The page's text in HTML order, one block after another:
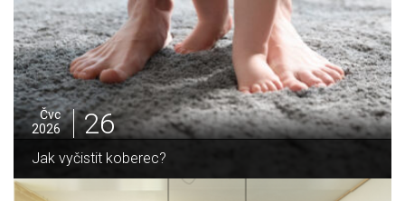
Čvc
2026
25
Jak sušit pomeranče a citrusy jednoduše